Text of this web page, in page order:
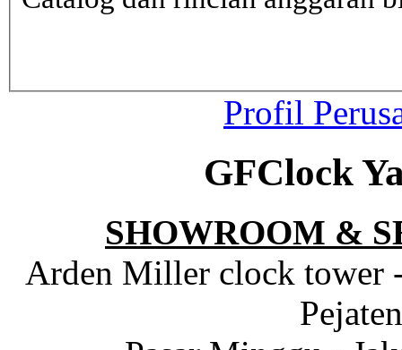
Profil
GFClock
SHOWROOM &
Arden Miller clock tower